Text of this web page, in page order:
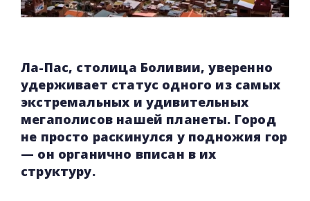
Ла-Пас, столица Боливии, уверенно
удерживает статус одного из самых
экстремальных и удивительных
мегаполисов нашей планеты. Город
не просто раскинулся у подножия гор
— он органично вписан в их
структуру.